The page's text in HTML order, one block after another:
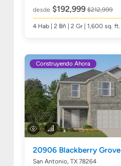
desde $192,999 $212,999
4 Hab | 2 Bñ | 2 Gr | 1,600 sq. ft.
Construyendo Ahora
20906 Blackberry Grove
San Antonio, TX 78264